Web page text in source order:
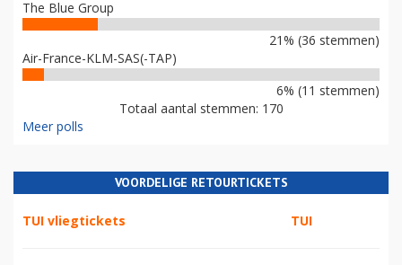
The Blue Group
21% (36 stemmen)
Air-France-KLM-SAS(-TAP)
6% (11 stemmen)
Totaal aantal stemmen: 170
Meer polls
VOORDELIGE RETOURTICKETS
TUI vliegtickets TUI